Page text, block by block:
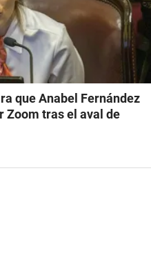
que Anabel Fernández
Zoom tras el aval de